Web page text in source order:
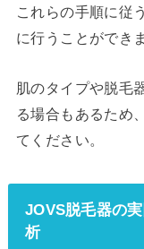
これらの手順に従
に行うことができ
肌のタイプや脱毛
る場合もあるため
てください。
JOVS脱毛器の
析